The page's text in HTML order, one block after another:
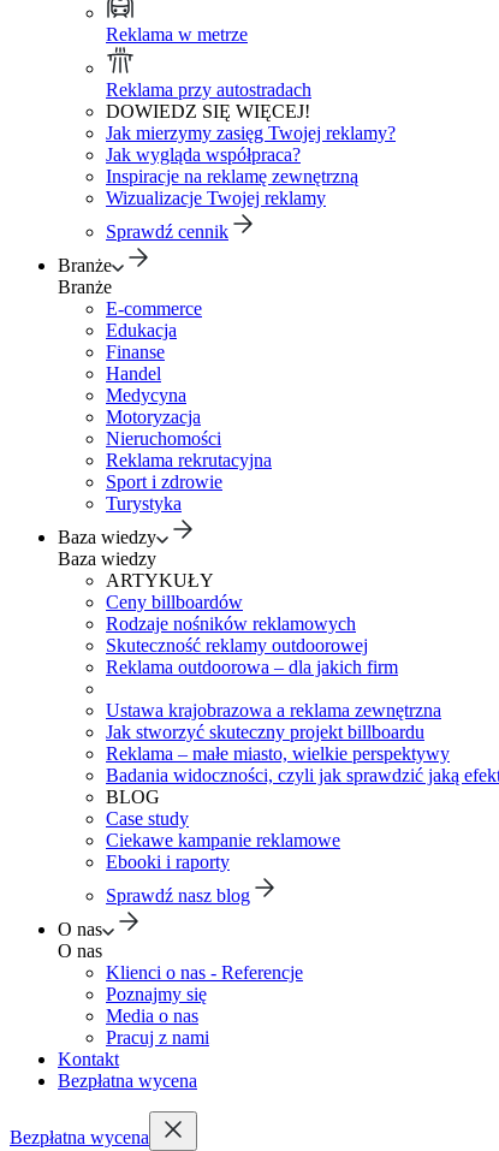
Reklama w metrze
Reklama przy autostradach
DOWIEDZ SIĘ WIĘCEJ!
Jak mierzymy zasięg Twojej reklamy?
Jak wygląda współpraca?
Inspiracje na reklamę zewnętrzną
Wizualizacje Twojej reklamy
Sprawdź cennik
Branże
Branże
E-commerce
Edukacja
Finanse
Handel
Medycyna
Motoryzacja
Nieruchomości
Reklama rekrutacyjna
Sport i zdrowie
Turystyka
Baza wiedzy
Baza wiedzy
ARTYKUŁY
Ceny billboardów
Rodzaje nośników reklamowych
Skuteczność reklamy outdoorowej
Reklama outdoorowa – dla jakich firm
Ustawa krajobrazowa a reklama zewnętrzna
Jak stworzyć skuteczny projekt billboardu
Reklama – małe miasto, wielkie perspektywy
Badania widoczności, czyli jak sprawdzić jaką
BLOG
Case study
Ciekawe kampanie reklamowe
Ebooki i raporty
Sprawdź nasz blog
O nas
O nas
Klienci o nas - Referencje
Poznajmy się
Media o nas
Pracuj z nami
Kontakt
Bezpłatna wycena
Bezpłatna wycena